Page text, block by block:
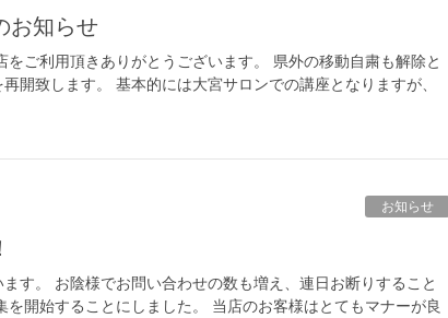
お知らせ
ご利用頂きありがとうございます。 県外の移動自粛も解除と
開致します。 基本的には大宮サロンでの講座となりますが、
お知らせ
す。 お陰様でお問い合わせの数も増え、連日お断りすること
開始することにしました。 当店のお客様はとてもマナーが良